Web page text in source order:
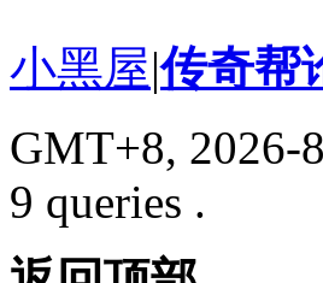
小黑屋|传奇帮
GMT+8, 2026-
9 queries .